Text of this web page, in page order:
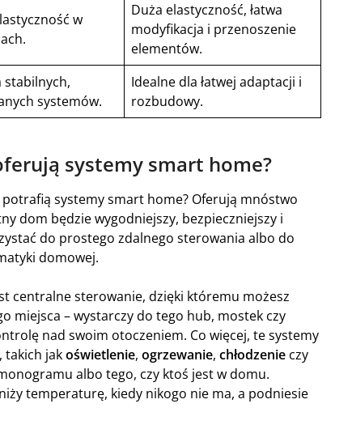
w
Duża elastyczność, łatwa
modyfikacja i przenoszenie
elementów.
stabilnych,
systemów.
Idealne dla łatwej adaptacji i
rozbudowy.
systemy smart home?
systemy smart home? Oferują mnóstwo
dom będzie wygodniejszy, bezpieczniejszy i
do prostego zdalnego sterowania albo do
domowej.
centralne sterowanie, dzięki któremu możesz
miejsca – wystarczy do tego hub, mostek czy
nad swoim otoczeniem. Co więcej, te systemy
takich jakoświetlenie, ogrzewanie, chłodzenie czy
albo tego, czy ktoś jest w domu.
temperaturę, kiedy nikogo nie ma, a podniesie